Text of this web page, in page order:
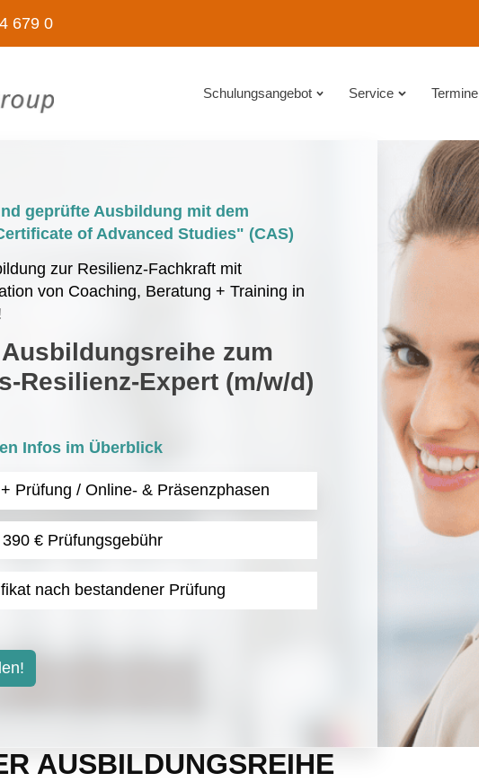
679 0
Schulungsangebot Service Termine
geprüfte Ausbildung mit dem
of Advanced Studies" (CAS)
zur Resilienz-Fachkraft mit
von Coaching, Beratung + Training in
zum
Resilienz-Expert (m/w/d)
Infos im Überblick
Prüfung / Online- & Präsenzphasen
€ Prüfungsgebühr
nach bestandener Prüfung
AUSBILDUNGSREIHE